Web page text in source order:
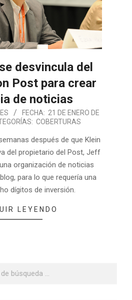
desvincula del
Post para crear
de noticias
FECHA: 21 DE ENERO DE
COBERTURAS
después de que Klein
del propietario del Post, Jeff
organización de noticias
para lo que requería una
dígitos de inversión.
LEYENDO